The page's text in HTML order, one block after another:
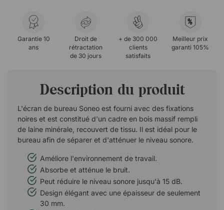
Garantie 10
ans
Droit de
rétractation
de 30 jours
+ de 300 000
clients
satisfaits
%
Meilleur prix
garanti 105%
Description du produit
L'écran de bureau Soneo est fourni avec des fixations
noires et est constitué d'un cadre en bois massif rempli
de laine minérale, recouvert de tissu. Il est idéal pour le
bureau afin de séparer et d'atténuer le niveau sonore.
Améliore l'environnement de travail.
Absorbe et atténue le bruit.
Peut réduire le niveau sonore jusqu'à 15 dB.
Design élégant avec une épaisseur de seulement
30 mm.